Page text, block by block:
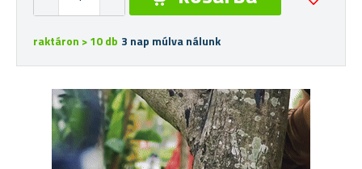
raktáron > 10 db 3 nap múlva nálunk